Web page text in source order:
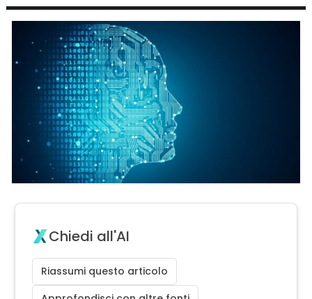
Chiedi all'AI
Riassumi questo articolo